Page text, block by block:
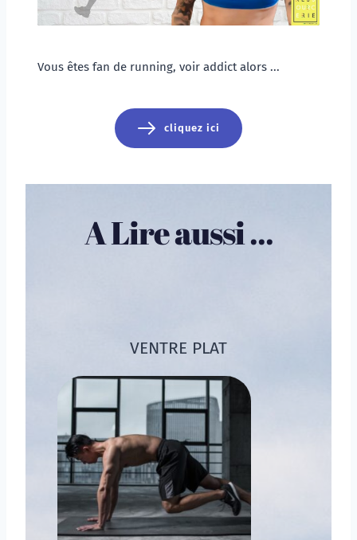
Vous êtes fan de running, voir addict alors ...
cliquez ici
A Lire aussi ...
VENTRE PLAT